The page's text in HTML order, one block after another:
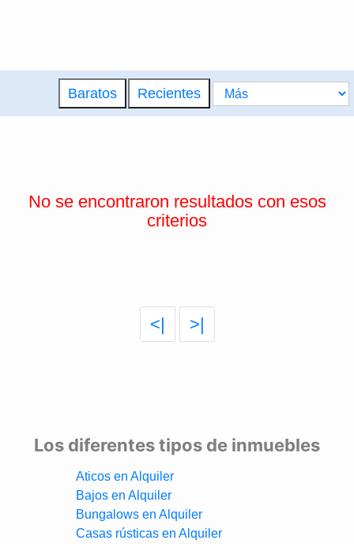
Baratos Recientes
No se encontraron resultados con esos
criterios
<| >|
Los diferentes tipos de inmuebles
Aticos en Alquiler
Bajos en Alquiler
Bungalows en Alquiler
Casas rústicas en Alquiler